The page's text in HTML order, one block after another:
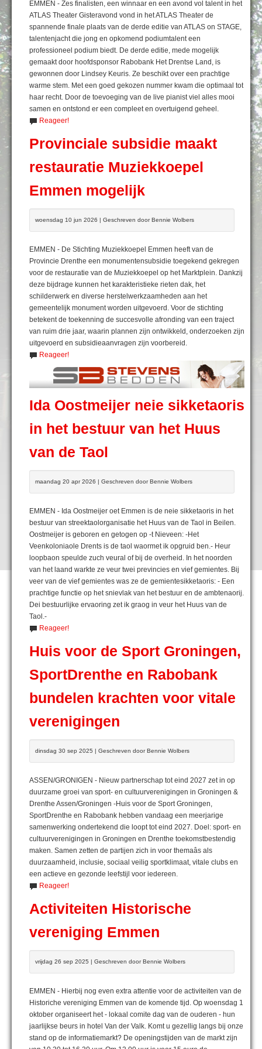
EMMEN - Zes finalisten, een winnaar en een avond vol talent in het
ATLAS Theater Gisteravond vond in het ATLAS Theater de
spannende finale plaats van de derde editie van ATLAS on STAGE,
talentenjacht die jong en opkomend podiumtalent een
professioneel podium biedt. De derde editie, mede mogelijk
gemaakt door hoofdsponsor Rabobank Het Drentse Land, is
gewonnen door Lindsey Keuris. Ze beschikt over een prachtige
warme stem. Met een goed gekozen nummer kwam die optimaal tot
haar recht. Door de toevoeging van de live pianist viel alles mooi
samen en ontstond er een compleet en overtuigend geheel.
Reageer!
Provinciale subsidie maakt
restauratie Muziekkoepel
Emmen mogelijk
woensdag 10 jun 2026 | Geschreven door Bennie Wolbers
EMMEN - De Stichting Muziekkoepel Emmen heeft van de
Provincie Drenthe een monumentensubsidie toegekend gekregen
voor de restauratie van de Muziekkoepel op het Marktplein. Dankzij
deze bijdrage kunnen het karakteristieke rieten dak, het
schilderwerk en diverse herstelwerkzaamheden aan het
gemeentelijk monument worden uitgevoerd. Voor de stichting
betekent de toekenning de succesvolle afronding van een traject
van ruim drie jaar, waarin plannen zijn ontwikkeld, onderzoeken zijn
uitgevoerd en subsidieaanvragen zijn voorbereid.
Reageer!
Ida Oostmeijer neie sikketaoris
in het bestuur van het Huus
van de Taol
maandag 20 apr 2026 | Geschreven door Bennie Wolbers
EMMEN - Ida Oostmeijer oet Emmen is de neie sikketaoris in het
bestuur van streektaolorganisatie het Huus van de Taol in Beilen.
Oostmeijer is geboren en getogen op -t Nieveen: -Het
Veenkoloniaole Drents is de taol waormet ik opgruid ben.- Heur
loopbaon speulde zuch veural of bij de overheid. In het noorden
van het laand warkte ze veur twei previncies en vief gemientes. Bij
veer van de vief gemientes was ze de gemientesikketaoris: - Een
prachtige functie op het snievlak van het bestuur en de ambtenaorij.
Dei bestuurlijke ervaoring zet ik graog in veur het Huus van de
Taol.-
Reageer!
Huis voor de Sport Groningen,
SportDrenthe en Rabobank
bundelen krachten voor vitale
verenigingen
dinsdag 30 sep 2025 | Geschreven door Bennie Wolbers
ASSEN/GRONIGEN - Nieuw partnerschap tot eind 2027 zet in op
duurzame groei van sport- en cultuurverenigingen in Groningen &
Drenthe Assen/Groningen -Huis voor de Sport Groningen,
SportDrenthe en Rabobank hebben vandaag een meerjarige
samenwerking ondertekend die loopt tot eind 2027. Doel: sport- en
cultuurverenigingen in Groningen en Drenthe toekomstbestendig
maken. Samen zetten de partijen zich in voor themaâs als
duurzaamheid, inclusie, sociaal veilig sportklimaat, vitale clubs en
een actieve en gezonde leefstijl voor iedereen.
Reageer!
Activiteiten Historische
vereniging Emmen
vrijdag 26 sep 2025 | Geschreven door Bennie Wolbers
EMMEN - Hierbij nog even extra attentie voor de activiteiten van de
Historiche vereniging Emmen van de komende tijd. Op woensdag 1
oktober organiseert het - lokaal comite dag van de ouderen - hun
jaarlijkse beurs in hotel Van der Valk. Komt u gezellig langs bij onze
stand op de informatiemarkt? De openingstijden van de markt zijn